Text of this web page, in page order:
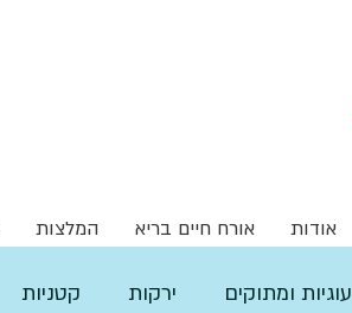
אודות אורח חיים בריא המלצות
עוגיות ומתוקים ירקות קטניות